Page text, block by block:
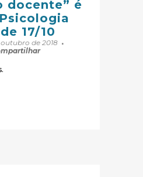
docente” é
17/10
de 2018